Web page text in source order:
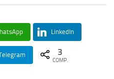
LinkedIn
3
COMP.